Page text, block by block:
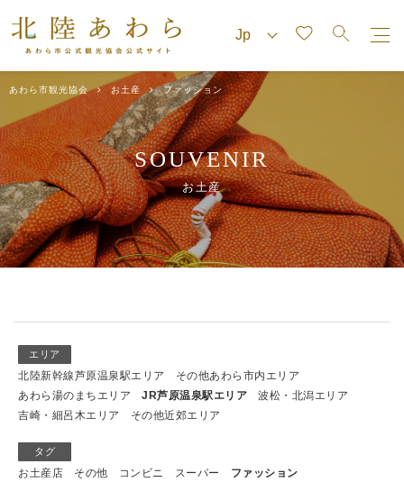
あわら市観光協会 お土産 ファッション
SOUVENIR
お土産
エリア
北陸新幹線芦原温泉駅エリア
その他あわら市内エリア
あわら湯のまちエリア
JR芦原温泉駅エリア
波松・北潟エリア
吉崎・細呂木エリア
その他近郊エリア
タグ
お土産店 その他 コンビニ スーパー
ファッション